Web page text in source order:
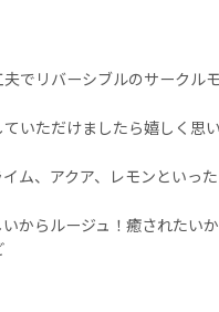
でリバーシブルのサークル
いただけましたら嬉しく思
ム、アクア、レモンといっ
からルージュ！癒されたい